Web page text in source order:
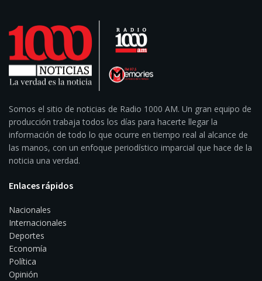
Somos el sitio de noticias de Radio 1000 AM. Un gran equipo de
producción trabaja todos los días para hacerte llegar la
información de todo lo que ocurre en tiempo real al alcance de
las manos, con un enfoque periodístico imparcial que hace de la
noticia una verdad.
Enlaces rápidos
Nacionales
Internacionales
Deportes
Economía
Política
Opinión